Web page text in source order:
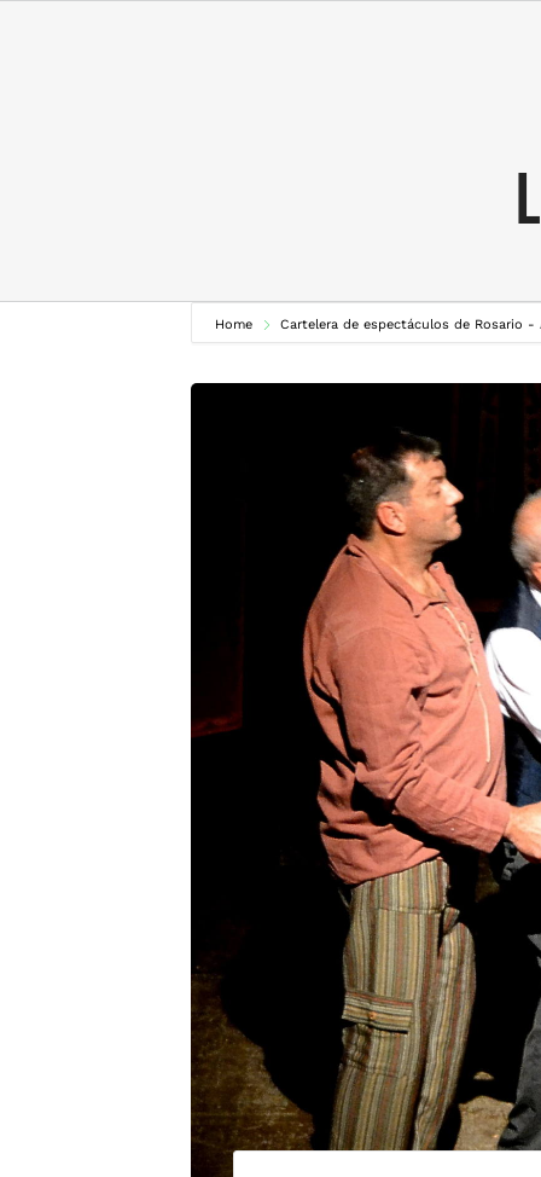
Home Cartelera de espectáculos de Rosario -